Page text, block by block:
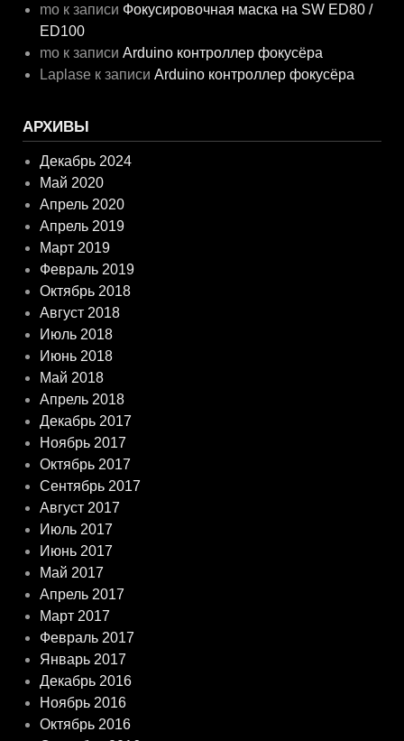
mo к записи Фокусировочная маска на SW ED80 /
ED100
mo к записиArduino контроллер фокусёра
Laplase к записиArduino контроллер фокусёра
АРХИВЫ
Декабрь 2024
Май 2020
Апрель 2020
Апрель 2019
Март 2019
Февраль 2019
Октябрь 2018
Август 2018
Июль 2018
Июнь 2018
Май 2018
Апрель 2018
Декабрь 2017
Ноябрь 2017
Октябрь 2017
Сентябрь 2017
Август 2017
Июль 2017
Июнь 2017
Май 2017
Апрель 2017
Март 2017
Февраль 2017
Январь 2017
Декабрь 2016
Ноябрь 2016
Октябрь 2016